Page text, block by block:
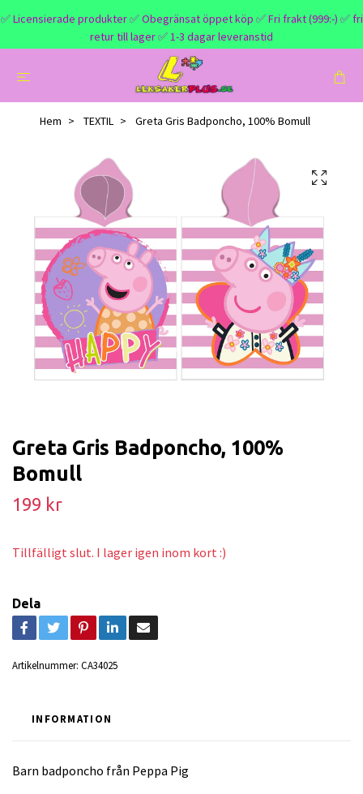
✅ Licensierade produkter ✅ Obegränsat öppet köp ✅ Fri frakt (999:-) ✅ fri
retur till lager ✅ 1-3 dagar leveranstid
Hem TEXTIL Greta Gris Badponcho, 100% Bomull
Greta Gris Badponcho, 100%
Bomull
199 kr
Tillfälligt slut. I lager igen inom kort :)
Dela
Artikelnummer: CA34025
INFORMATION
Barn badponcho från Peppa Pig